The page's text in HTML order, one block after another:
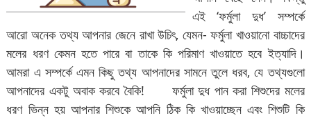
এই ‘ফর্মুলা দুধ’ সম্পর্কে
আরো অনেক তথ্য আপনার জেনে রাখা উচিৎ, যেমন- ফর্মুলা খাওয়ানো বাচ্চাদের
মলের ধরণ কেমন হতে পারে বা তাকে কি পরিমাণ খাওয়াতে হবে ইত্যাদি।
আমরা এ সম্পর্কে এমন কিছু তথ্য আপনাদের সামনে তুলে ধরব, যে তথ্যগুলো
আপনাদের একটু অবাক করবে বৈকি! ফর্মুলা দুধ পান করা শিশুদের মলের
ধরণ ভিন্ন হয় আপনার শিশুকে আপনি ঠিক কি খাওয়াচ্ছেন এবং শিশুটি কি